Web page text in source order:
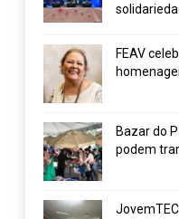
FEAV
Bazar do
podem